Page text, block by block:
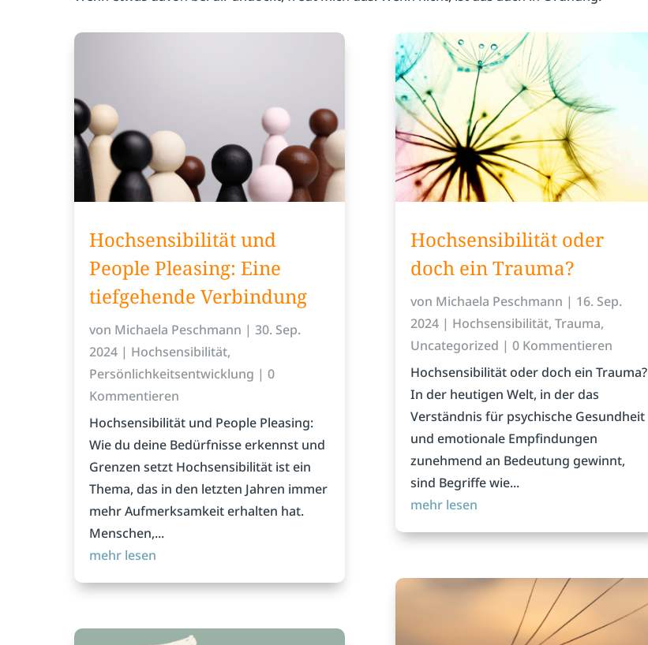
Hochsensibilität und
People Pleasing: Eine
tiefgehende Verbindung
von Michaela Peschmann |30. Sep.
2024 | Hochsensibilität,
Persönlichkeitsentwicklung | 0
Kommentieren
Hochsensibilität und People Pleasing:
Wie du deine Bedürfnisse erkennst und
Grenzen setzt Hochsensibilität ist ein
Thema, das in den letzten Jahren immer
mehr Aufmerksamkeit erhalten hat.
Menschen,...
mehr lesen
Hochsensibilität oder
doch ein Trauma?
von Michaela Peschmann | 16. Sep.
2024| Hochsensibilität, Trauma,
Uncategorized | 0 Kommentieren
Hochsensibilität oder doch ein Trauma?
In der heutigen Welt, in der das
Verständnis für psychische Gesundheit
und emotionale Empfindungen
zunehmend an Bedeutung gewinnt,
sind Begriffe wie...
mehr lesen